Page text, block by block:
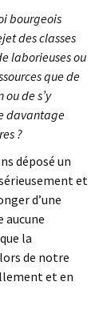
bourgeois
des classes
laborieuses ou
que de
de s’y
davantage
?
déposé un
et
d’une
aucune
la
de notre
et en